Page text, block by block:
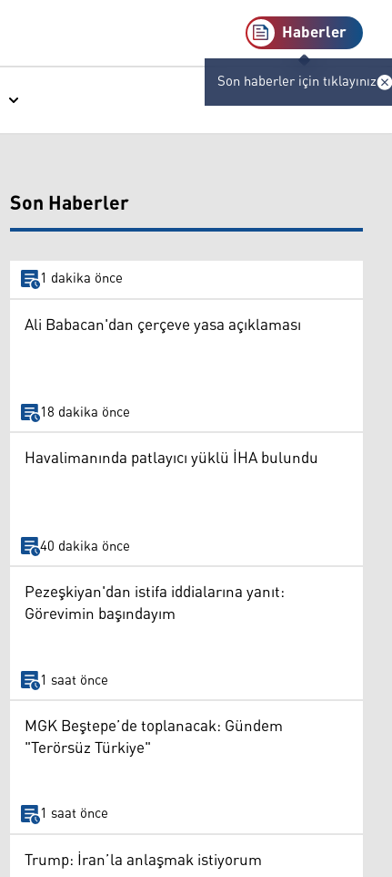
Haberler
Son haberler için tıklayınız
Son Haberler
1 dakika önce
Ali Babacan'dan çerçeve yasa açıklaması
18 dakika önce
Havalimanında patlayıcı yüklü İHA bulundu
40 dakika önce
Pezeşkiyan'dan istifa iddialarına yanıt:
Görevimin başındayım
1 saat önce
MGK Beştepe’de toplanacak: Gündem
"Terörsüz Türkiye"
1 saat önce
Trump: İran’la anlaşmak istiyorum